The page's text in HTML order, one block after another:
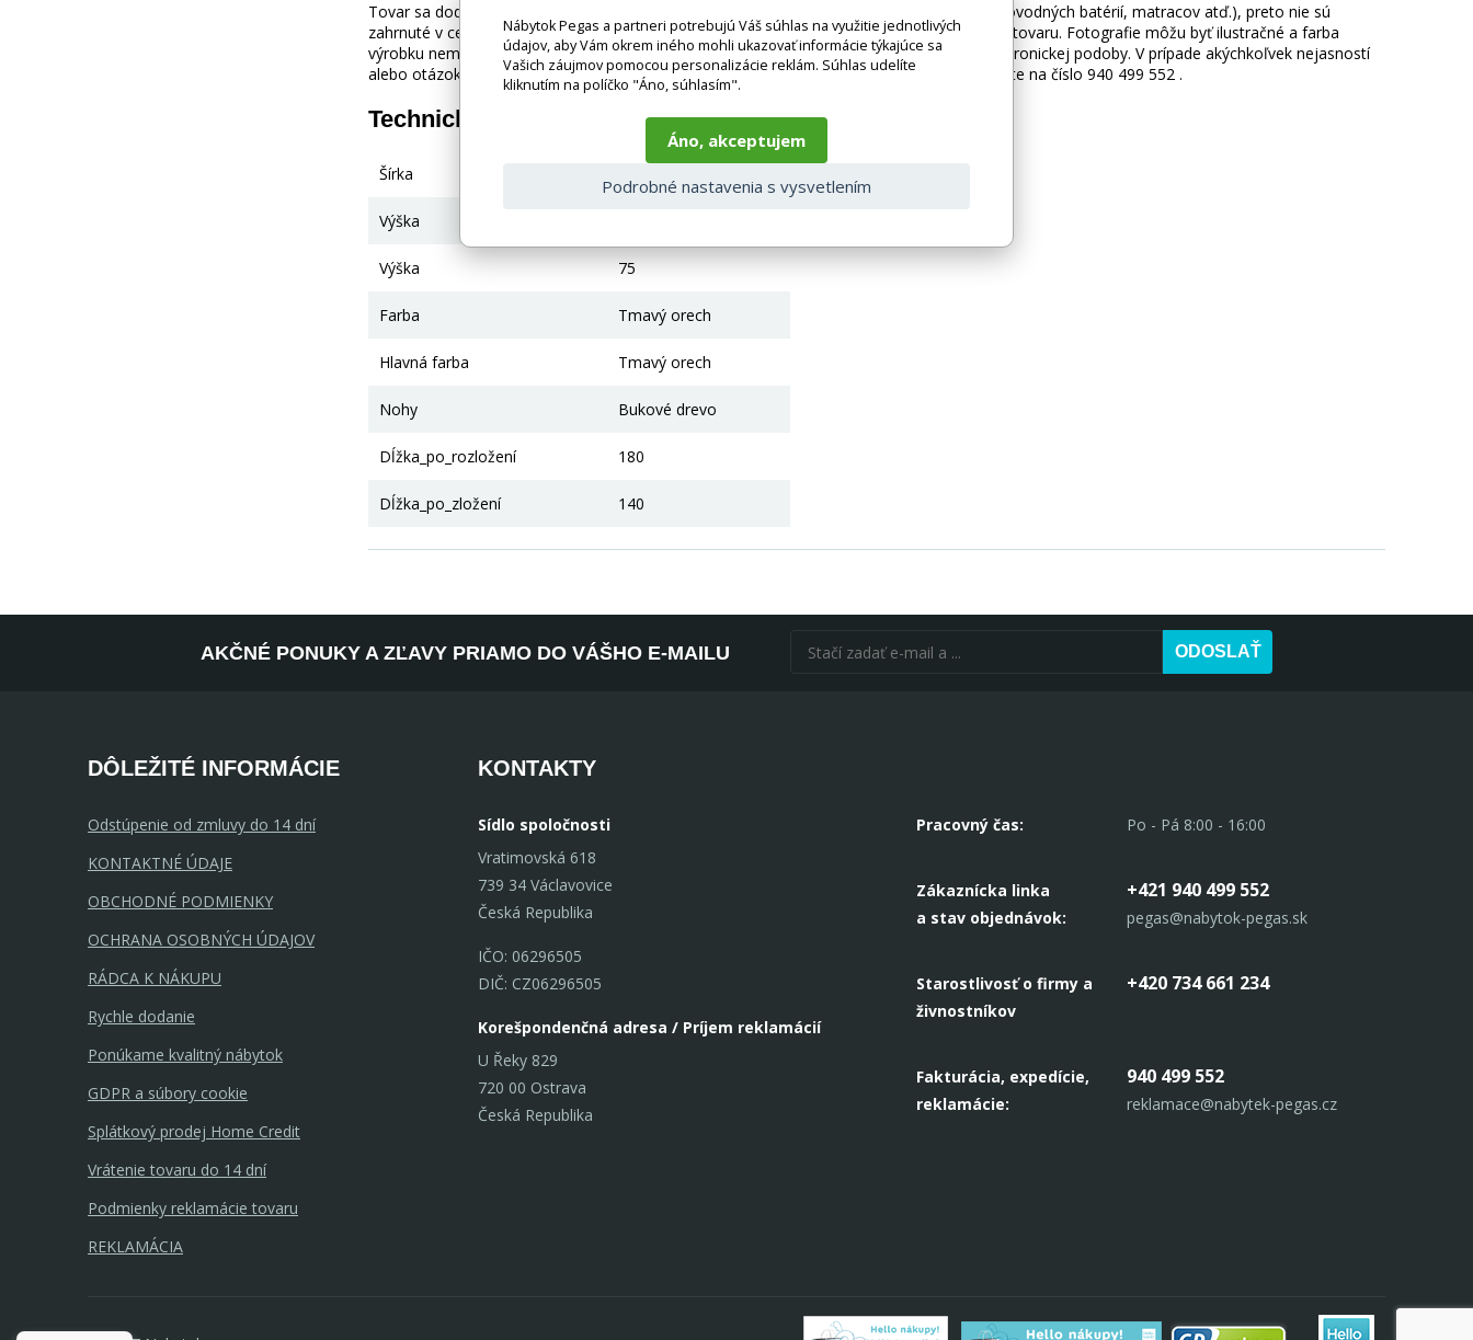
Tovar sa dodáva bez príslušenstva a dekorácií (napr. textilných doplnkov, spotrebičov, vodovodných batérií, matracov atď.), preto nie sú
zahrnuté v cene. Tovar sa zvyčajne dodáva v demontovanom stave v závislosti od povahy tovaru. Fotografie môžu byť ilustračné a farba
výrobku nemusí zodpovedať skutočnosti z dôvodu nastavenia monitora a prevodu do elektronickej podoby. V prípade akýchkoľvek nejasností
alebo otázok kontaktujte naše klientske centrum: pegas@nabytok-pegas.sk , alebo zavolajte na číslo 940 499 552 .
Technické parametre
Šírka
Výška
Výška 75
Farba Tmavý orech
Hlavná farba Tmavý orech
Nohy Bukové drevo
Dĺžka_po_rozložení 180
Dĺžka_po_zložení 140
AKČNÉ PONUKY A ZĽAVY PRIAMO DO VÁŠHO E-MAILU ODOSLAŤ
DÔLEŽITÉ INFORMÁCIE
Odstúpenie od zmluvy do 14 dní
KONTAKTNÉ ÚDAJE
OBCHODNÉ PODMIENKY
OCHRANA OSOBNÝCH ÚDAJOV
RÁDCA K NÁKUPU
Rychle dodanie
Ponúkame kvalitný nábytok
GDPR a súbory cookie
Splátkový prodej Home Credit
Vrátenie tovaru do 14 dní
Podmienky reklamácie tovaru
REKLAMÁCIA
KONTAKTY
Sídlo spoločnosti
Vratimovská 618
739 34 Václavovice
Česká Republika
IČO: 06296505
DIČ: CZ06296505
Korešpondenčná adresa / Príjem reklamácií
U Řeky 829
720 00 Ostrava
Česká Republika
Pracovný čas: Po - Pá 8:00 - 16:00
Zákaznícka linka
a stav objednávok:
+421 940 499 552
pegas@nabytok-pegas.sk
Starostlivosť o firmy a
živnostníkov
+420 734 661 234
Fakturácia, expedície,
reklamácie:
940 499 552
reklamace@nabytek-pegas.cz
Nábytok Pegas a partneri potrebujú Váš súhlas na využitie jednotlivých
údajov, aby Vám okrem iného mohli ukazovať informácie týkajúce sa
Vašich záujmov pomocou personalizácie reklám. Súhlas udelíte
kliknutím na políčko "Áno, súhlasím".
Áno, akceptujem
Podrobné nastavenia s vysvetlením